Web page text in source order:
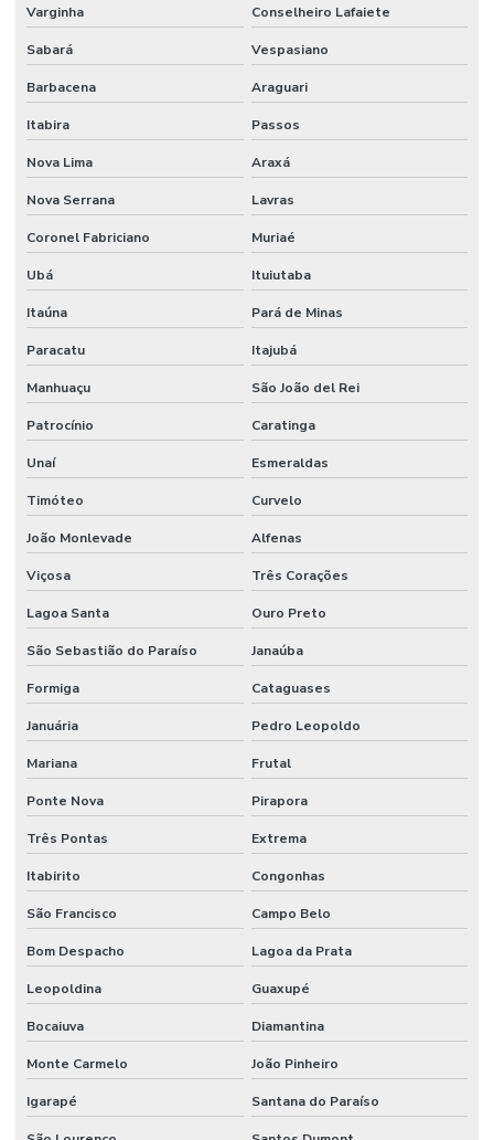
Varginha Conselheiro Lafaiete
Sabará Vespasiano
Barbacena Araguari
Itabira Passos
Nova Lima Araxá
Nova Serrana Lavras
Coronel Fabriciano Muriaé
Ubá Ituiutaba
Itaúna Pará de Minas
Paracatu Itajubá
Manhuaçu São João del Rei
Patrocínio Caratinga
Unaí Esmeraldas
Timóteo Curvelo
João Monlevade Alfenas
Viçosa Três Corações
Lagoa Santa Ouro Preto
São Sebastião do Paraíso Janaúba
Formiga Cataguases
Januária Pedro Leopoldo
Mariana Frutal
Ponte Nova Pirapora
Três Pontas Extrema
Itabirito Congonhas
São Francisco Campo Belo
Bom Despacho Lagoa da Prata
Leopoldina Guaxupé
Bocaiuva Diamantina
Monte Carmelo João Pinheiro
Igarapé Santana do Paraíso